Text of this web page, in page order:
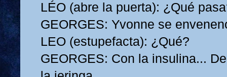
LÉO (abre la puerta): ¿Qué
GEORGES: Yvonne se
LEO (estupefacta): ¿Qué?
GEORGES: Con la insulina...